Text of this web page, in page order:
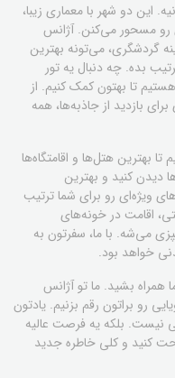
این دو شهر با معماری زیبا،
رو مسحور می‌کنن. آژانس
گردشگری، می‌تونه بهترین
بده. چه دنبال یه تور
تا بهتون کمک کنیم. از
بازدید از جاذبه‌ها، همه
بهترین هتل‌ها و اقامتگاه‌ها
دیدن کنید و بهترین
ویژه‌ای رو برای شما ترتیب
اقامت در خونه‌های
می‌شه. با ما، سفرتون به
خواهد بود.
همراه بشید. ما تو آژانس
رو براتون رقم بزنیم. یادتون
نیست. بلکه یه فرصت عالیه
کنید و کلی خاطره جدید